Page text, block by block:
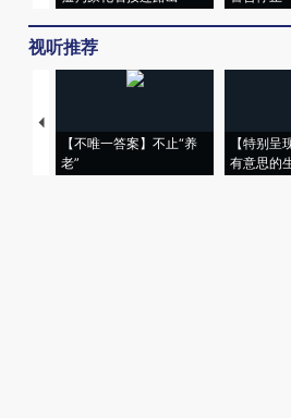
视听推荐
【不唯一答案】不止“养
老”
【特别
有意思的